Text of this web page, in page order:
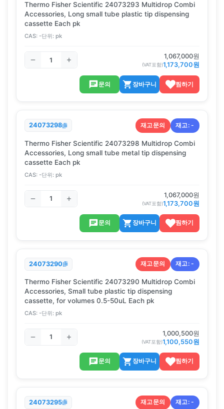
Thermo Fisher Scientific 24073293 Multidrop Combi
Accessories, Long small tube plastic tip dispensing
cassette Each pk
CAS: -단위: pk
1,067,000원
(VAT포함)1,173,700원
문의 장바구니 찜하기
24073298 재고문의 재고:-
Thermo Fisher Scientific 24073298 Multidrop Combi
Accessories, Long small tube metal tip dispensing
cassette Each pk
CAS: -단위: pk
1,067,000원
(VAT포함)1,173,700원
문의 장바구니 찜하기
24073290 재고문의 재고:-
Thermo Fisher Scientific 24073290 Multidrop Combi
Accessories, Small tube plastic tip dispensing
cassette, for volumes 0.5-50uL Each pk
CAS: -단위: pk
1,000,500원
(VAT포함)1,100,550원
문의 장바구니 찜하기
24073295 재고문의 재고:-